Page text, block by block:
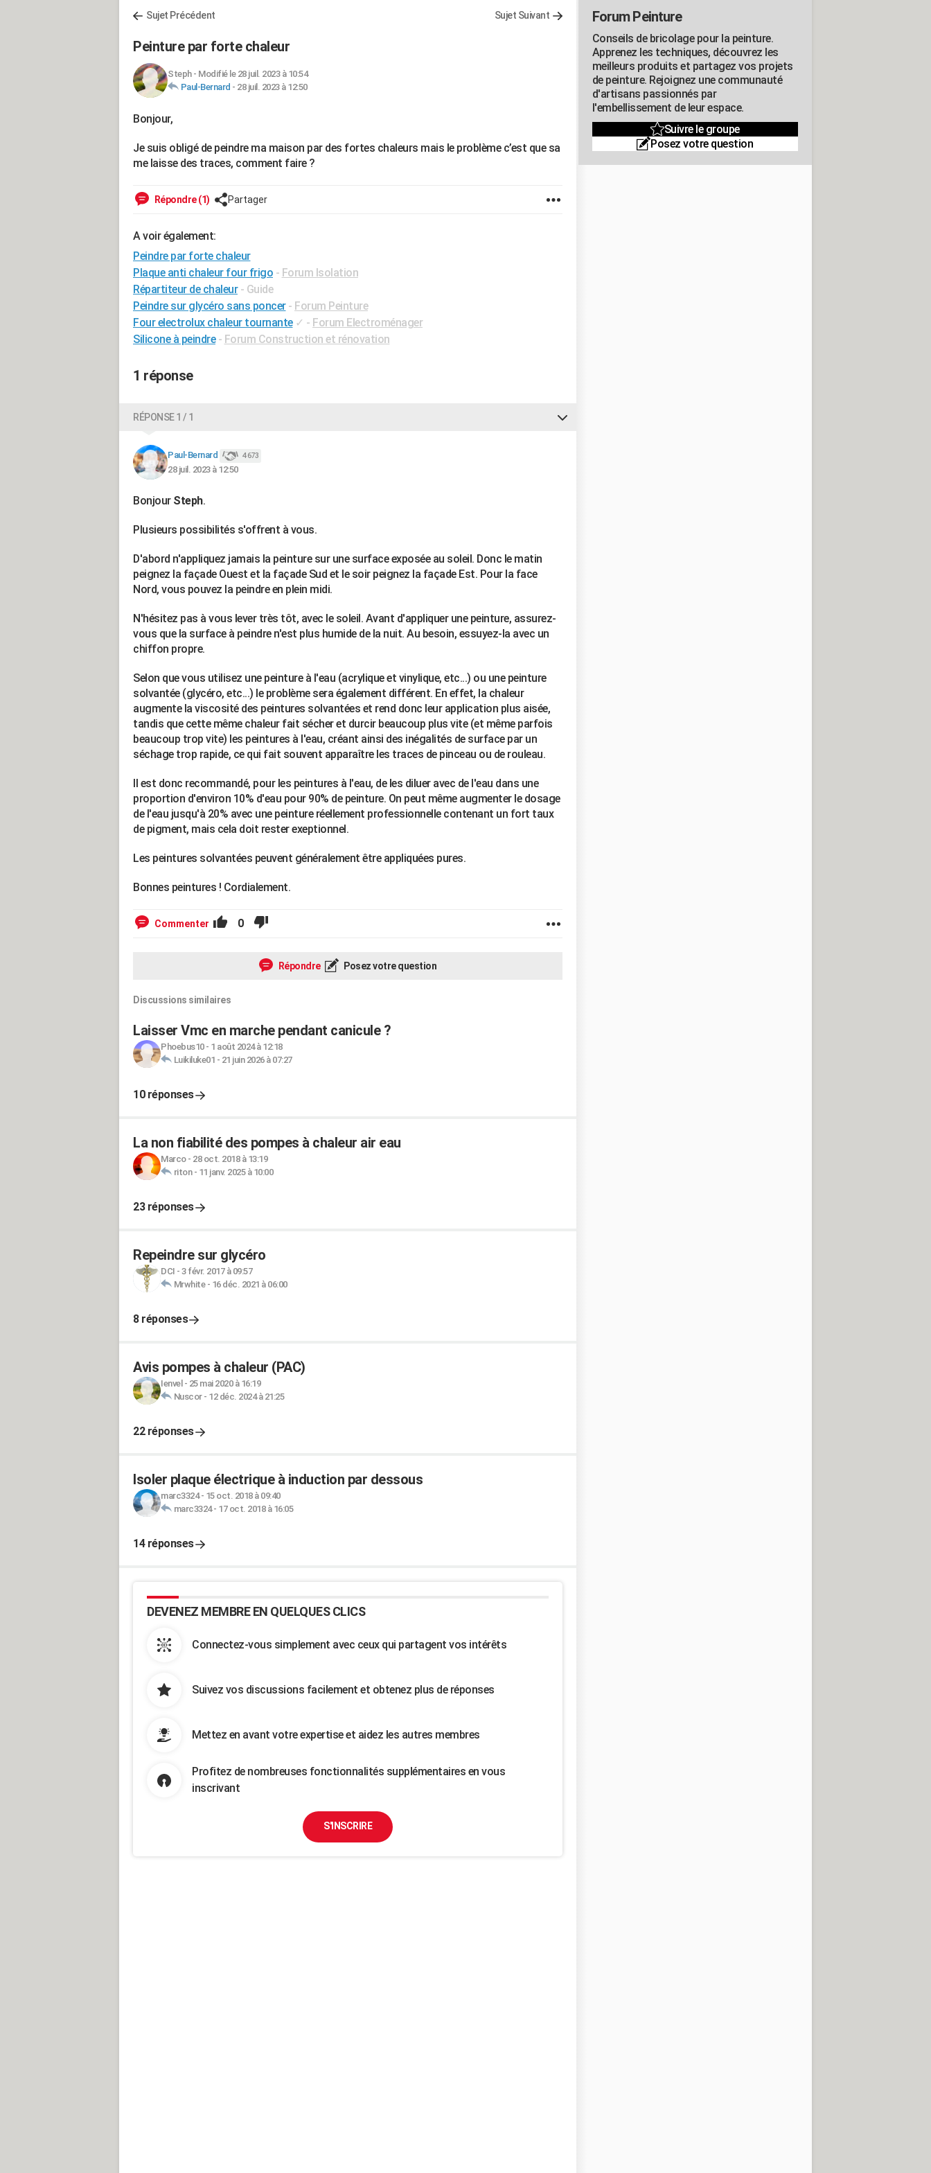
Sujet Précédent Sujet Suivant
Peinture par forte chaleur
Steph- Modifié le 28 juil. 2023 à 10:54
Paul-Bernard - 28 juil. 2023 à 12:50
Bonjour,
Je suis obligé de peindre ma maison par des fortes chaleurs mais le problème c’est que sa
me laisse des traces, comment faire ?
Répondre (1) Partager
A voir également:
Peindre par forte chaleur
Plaque anti chaleur four frigo - Forum Isolation
Répartiteur de chaleur - Guide
Peindre sur glycéro sans poncer - Forum Peinture
Four electrolux chaleur tournante ✓ - Forum Electroménager
Silicone à peindre - Forum Construction et rénovation
1 réponse
RÉPONSE 1 / 1
Paul-Bernard 4 673
28 juil. 2023 à 12:50
Bonjour Steph.
Plusieurs possibilités s'offrent à vous.
D'abord n'appliquez jamais la peinture sur une surface exposée au soleil. Donc le matin
peignez la façade Ouest et la façade Sud et le soir peignez la façade Est. Pour la face
Nord, vous pouvez la peindre en plein midi.
N'hésitez pas à vous lever très tôt, avec le soleil. Avant d'appliquer une peinture, assurez-
vous que la surface à peindre n'est plus humide de la nuit. Au besoin, essuyez-la avec un
chiffon propre.
Selon que vous utilisez une peinture à l'eau (acrylique et vinylique, etc...) ou une peinture
solvantée (glycéro, etc...) le problème sera également différent. En effet, la chaleur
augmente la viscosité des peintures solvantées et rend donc leur application plus aisée,
tandis que cette même chaleur fait sécher et durcir beaucoup plus vite (et même parfois
beaucoup trop vite) les peintures à l'eau, créant ainsi des inégalités de surface par un
séchage trop rapide, ce qui fait souvent apparaître les traces de pinceau ou de rouleau.
Il est donc recommandé, pour les peintures à l'eau, de les diluer avec de l'eau dans une
proportion d'environ 10% d'eau pour 90% de peinture. On peut même augmenter le dosage
de l'eau jusqu'à 20% avec une peinture réellement professionnelle contenant un fort taux
de pigment, mais cela doit rester exeptionnel.
Les peintures solvantées peuvent généralement être appliquées pures.
Bonnes peintures ! Cordialement.
Commenter 0
Répondre Posez votre question
Discussions similaires
Laisser Vmc en marche pendant canicule ?
Phoebus10- 1 août 2024 à 12:18
Luikiluke01 - 21 juin 2026 à 07:27
10 réponses
La non fiabilité des pompes à chaleur air eau
Marco- 28 oct. 2018 à 13:19
riton- 11 janv. 2025 à 10:00
23 réponses
Repeindre sur glycéro
DCI - 3 févr. 2017 à 09:57
Mrwhite- 16 déc. 2021 à 06:00
8 réponses
Avis pompes à chaleur (PAC)
Ienvel - 25 mai 2020 à 16:19
Nuscor- 12 déc. 2024 à 21:25
22 réponses
Isoler plaque électrique à induction par dessous
marc3324- 15 oct. 2018 à 09:40
marc3324- 17 oct. 2018 à 16:05
14 réponses
DEVENEZ MEMBRE EN QUELQUES CLICS
Connectez-vous simplement avec ceux qui partagent vos intérêts
Suivez vos discussions facilement et obtenez plus de réponses
Mettez en avant votre expertise et aidez les autres membres
Profitez de nombreuses fonctionnalités supplémentaires en vous
inscrivant
S'INSCRIRE
Forum Peinture
Conseils de bricolage pour la peinture.
Apprenez les techniques, découvrez les
meilleurs produits et partagez vos projets
de peinture. Rejoignez une communauté
d'artisans passionnés par
l'embellissement de leur espace.
Suivre le groupe
Posez votre question